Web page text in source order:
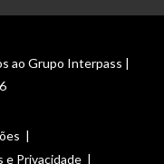
ao Grupo Interpass |
|
e Privacidade |